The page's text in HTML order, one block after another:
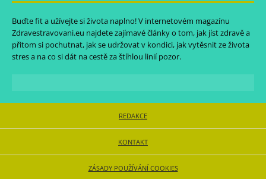
Buďte fit a užívejte si života naplno! V internetovém magazínu
Zdravestravovani.eu najdete zajímavé články o tom, jak jíst zdravě a
přitom si pochutnat, jak se udržovat v kondici, jak vytěsnit ze života
stres a na co si dát na cestě za štíhlou linií pozor.
REDAKCE
KONTAKT
ZÁSADY POUŽÍVÁNÍ COOKIES